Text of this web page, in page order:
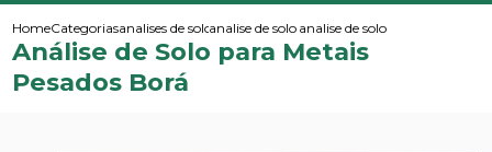
HomeCategoriasanalises de solos e sedimentos
analise de solo amostragemanalise de solo para metais
Análise de Solo para Metais
Pesados Borá